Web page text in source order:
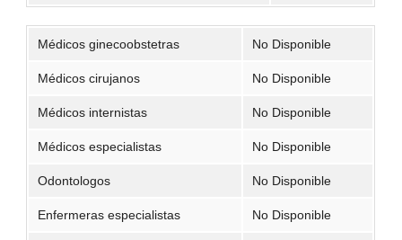
Médicos ginecoobstetras No Disponible
Médicos cirujanos No Disponible
Médicos internistas No Disponible
Médicos especialistas No Disponible
Odontologos No Disponible
Enfermeras especialistas No Disponible